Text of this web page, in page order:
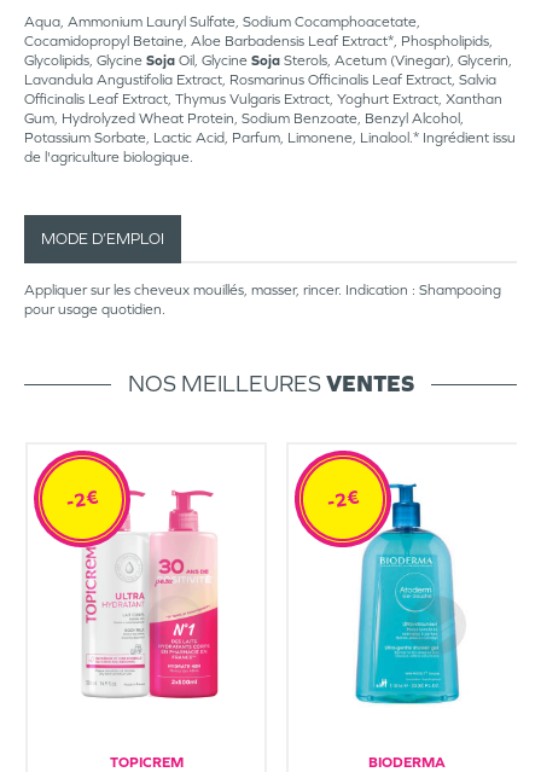
Aqua, Ammonium Lauryl Sulfate, Sodium Cocamphoacetate,
Cocamidopropyl Betaine, Aloe Barbadensis Leaf Extract*, Phospholipids,
Glycolipids, Glycine Soja Oil, Glycine Soja Sterols, Acetum (Vinegar), Glycerin,
Lavandula Angustifolia Extract, Rosmarinus Officinalis Leaf Extract, Salvia
Officinalis Leaf Extract, Thymus Vulgaris Extract, Yoghurt Extract, Xanthan
Gum, Hydrolyzed Wheat Protein, Sodium Benzoate, Benzyl Alcohol,
Potassium Sorbate, Lactic Acid, Parfum, Limonene, Linalool.* Ingrédient issu
de l'agriculture biologique.
MODE D’EMPLOI
Appliquer sur les cheveux mouillés, masser, rincer. Indication : Shampooing
pour usage quotidien.
NOS MEILLEURESVENTES
TOPICREM
-2€
BIODERMA
-2€